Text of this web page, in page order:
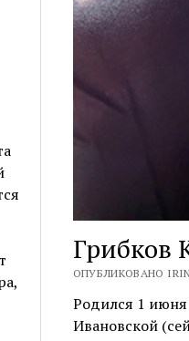
Грибков
ОПУБЛИКОВАНО
Родился 1 июня
Ивановской